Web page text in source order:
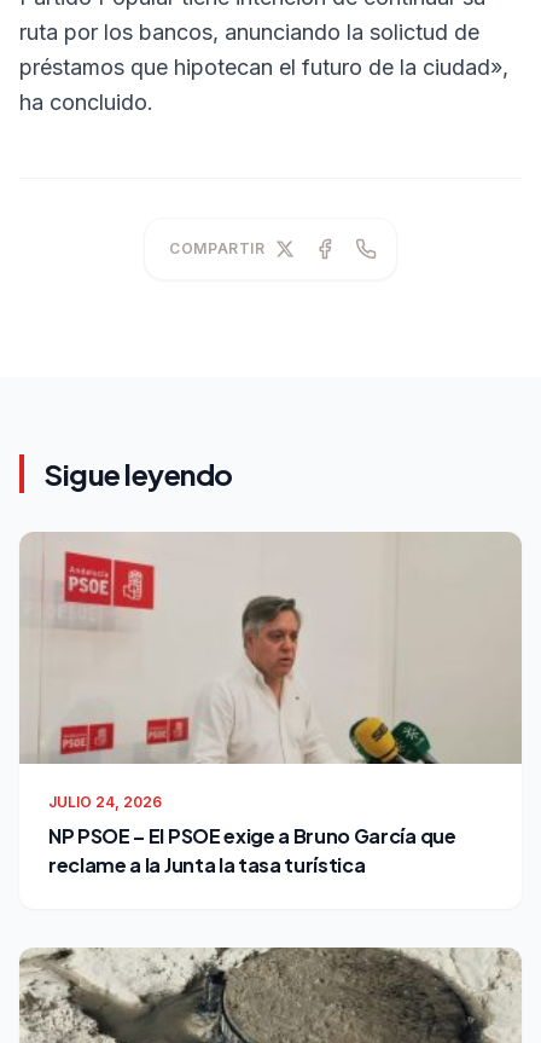
ruta por los bancos, anunciando la solictud de
préstamos que hipotecan el futuro de la ciudad»,
ha concluido.
COMPARTIR
Sigue leyendo
JULIO 24, 2026
NP PSOE – El PSOE exige a Bruno García que
reclame a la Junta la tasa turística